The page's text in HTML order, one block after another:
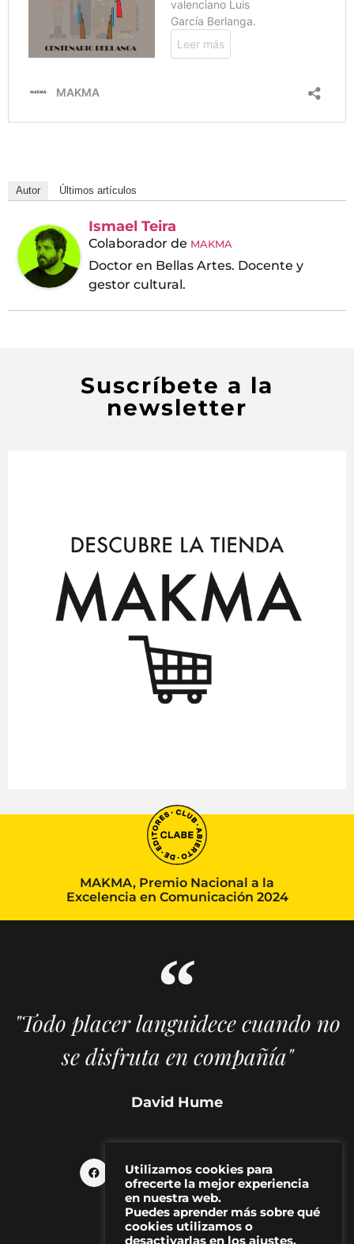
Autor Últimos artículos
Ismael Teira
Colaborador de MAKMA
Doctor en Bellas Artes. Docente y
gestor cultural.
Suscríbete a la
newsletter
MAKMA, Premio Nacional a la
Excelencia en Comunicación 2024
"Todo placer languidece cuando no
se disfruta en compañía"
David Hume
Utilizamos cookies para
ofrecerte la mejor experiencia
en nuestra web.
Puedes aprender más sobre qué
cookies utilizamos o
desactivarlas en los ajustes.